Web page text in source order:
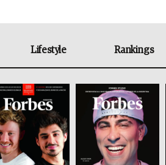
Lifestyle Rankings